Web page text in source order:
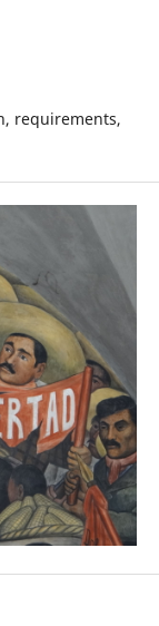
requirements,